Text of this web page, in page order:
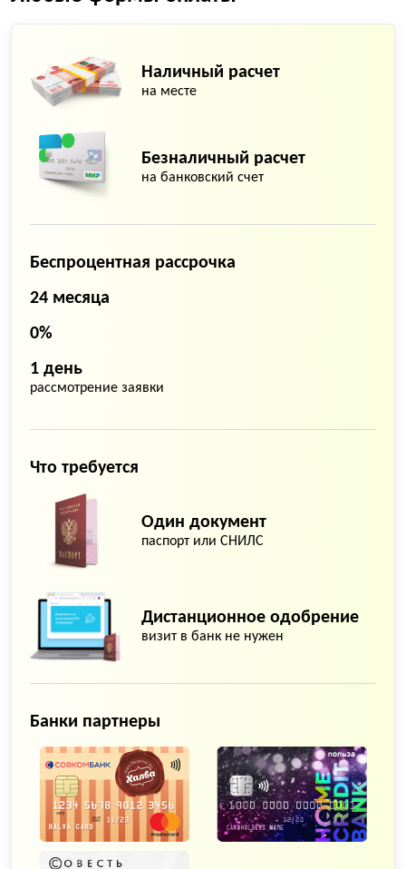
Наличный расчет
на месте
Безналичный расчет
на банковский счет
Беспроцентная рассрочка
24 месяца
0%
1 день
рассмотрение заявки
Что требуется
Один документ
паспорт или СНИЛС
Дистанционное одобрение
визит в банк не нужен
Банки партнеры